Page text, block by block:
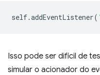
self.addEventListener(
Isso pode ser difícil de
simular o acionador do